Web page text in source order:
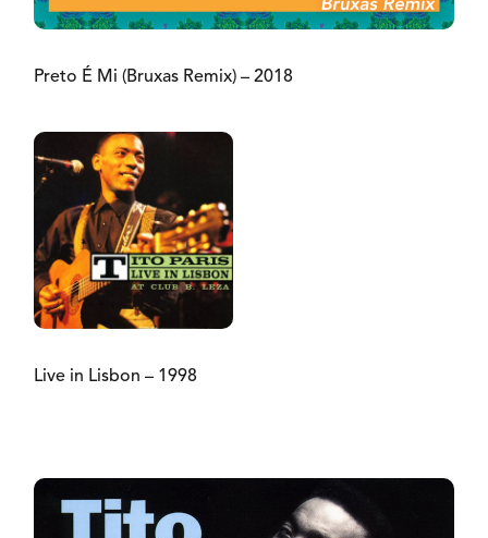
Preto É Mi (Bruxas Remix) – 2018
Live in Lisbon – 1998